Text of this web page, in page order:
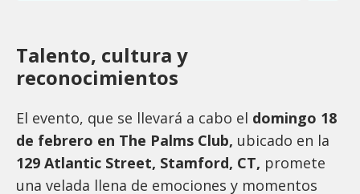
Talento, cultura y
reconocimientos
El evento, que se llevará a cabo el domingo 18
de febrero en The Palms Club, ubicado en la
129 Atlantic Street, Stamford, CT, promete
una velada llena de emociones y momentos